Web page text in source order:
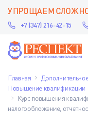
УПРОЩАЕМ
+7 (347) 216-42-15
Главная
Повышение квалификации
Курс повышения
налогообложение,